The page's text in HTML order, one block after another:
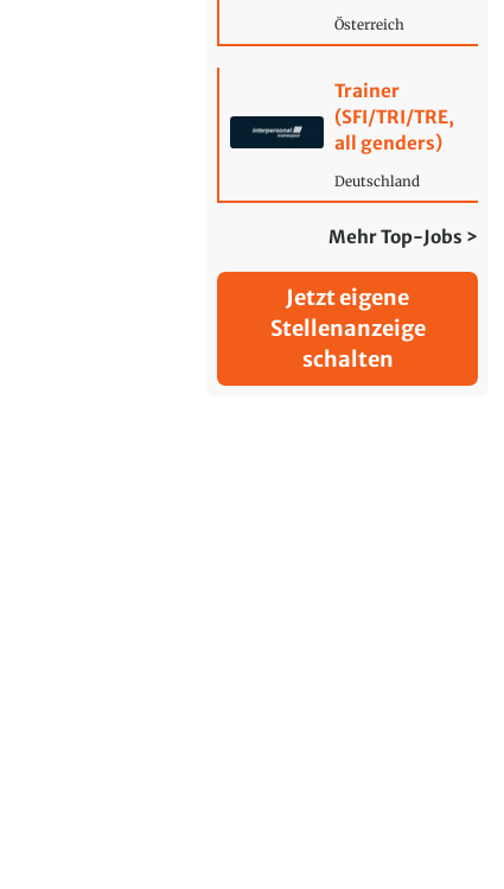
Österreich
Trainer
(SFI/TRI/TRE,
all genders)
Deutschland
Mehr Top-Jobs >
Jetzt eigene
Stellenanzeige
schalten